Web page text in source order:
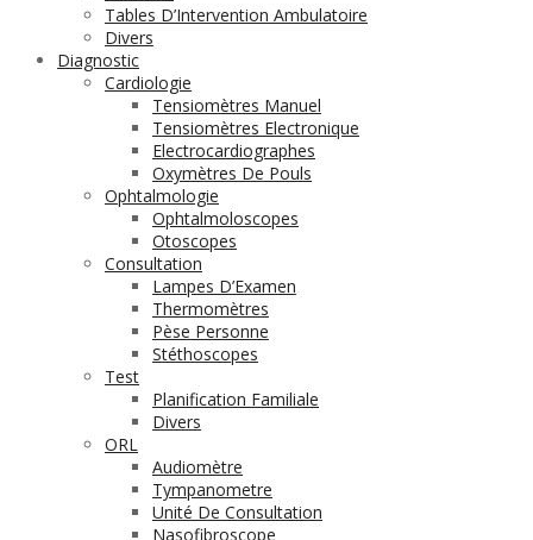
Tables D’Intervention Ambulatoire
Divers
Diagnostic
Cardiologie
Tensiomètres Manuel
Tensiomètres Electronique
Electrocardiographes
Oxymètres De Pouls
Ophtalmologie
Ophtalmoloscopes
Otoscopes
Consultation
Lampes D’Examen
Thermomètres
Pèse Personne
Stéthoscopes
Test
Planification Familiale
Divers
ORL
Audiomètre
Tympanometre
Unité De Consultation
Nasofibroscope